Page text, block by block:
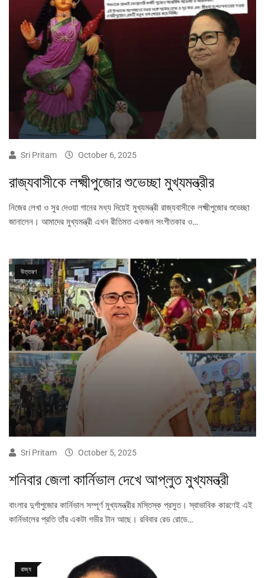
Sri Pritam October 6, 2025
রাজ্যবাসীকে লক্ষ্মীপুজোর শুভেচ্ছা মুখ্যমন্ত্রীর
নিজের লেখা ও সুর দেওয়া গানের মধ্য দিয়েই মুখ্যমন্ত্রী রাজ্যবাসীকে লক্ষ্মীপুজোর শুভেচ্ছা
জানালেন। আমাদের মুখ্যমন্ত্রী এখন রীতিমত একজন সংগীতকার ও…
উত্তরণ
Sri Pritam October 5, 2025
শনিবার জেলা কার্নিভাল দেখে আপ্লুত মুখ্যমন্ত্রী
বাংলার দুর্গাপুজোর কার্নিভাল সম্পূর্ণ মুখ্যমন্ত্রীর মস্তিস্ক প্রসুত। স্বাভাবিক কারণেই এই
কার্নিভালের প্রতি তাঁর একটা গভীর টান আছে। রবিবার রেড রোডে…
রাজ্য